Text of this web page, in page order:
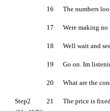
16 The numbers
17 Were making no
18 Well wait and
19 Go on. Im
20 What are the
Step2
21 The price is fixed.